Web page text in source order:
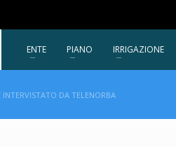
ENTE PIANO IRRIGAZIONE
INTERVISTATO DA TELENORBA